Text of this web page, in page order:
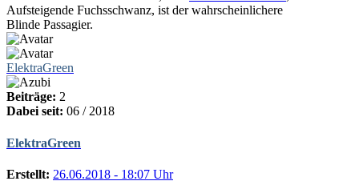
Aufsteigende Fuchsschwanz, ist der wahrscheinlichere
Blinde Passagier.
ElektraGreen
Beiträge: 2
Dabei seit: 06 / 2018
ElektraGreen
Erstellt: 26.06.2018 - 18:07 Uhr